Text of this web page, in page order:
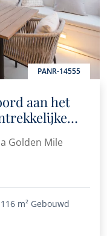
PANR-14555
aan het
Mile
Golden Mile
116 m² Gebouwd